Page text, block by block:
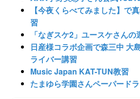
【今夜くらべてみました】で
習
「なぎスケ2」ユースケさんの
日産様コラボ企画で森三中 大
ライバー講習
Music Japan KAT-TUN教習
たまゆら学園さんペーパード